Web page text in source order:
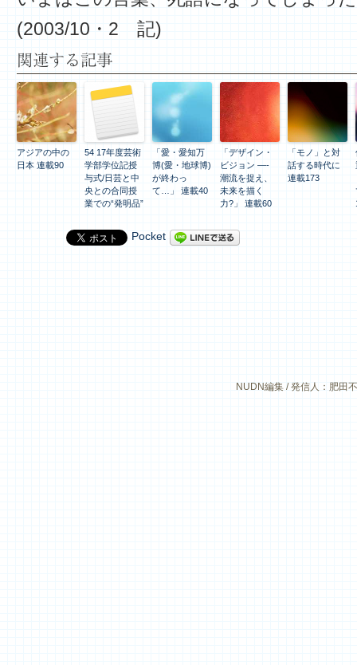
(2003/10・2 記)
関連する記事
アジアの中の
日本 連載90
54 17年度芸術
学部学位記授
与式/日芸と中
央との合同授
業での“発明品”
「愛・愛知万
博(愛・地球博)
が終わっ
て…」 連載40
「デザイン・
ビジョン —-
潮流を捉え、
未来を描く
力?」 連載60
「モノ」と対
話する時代に
連載173
Pocket
NUDN編集 / 発信人：肥田